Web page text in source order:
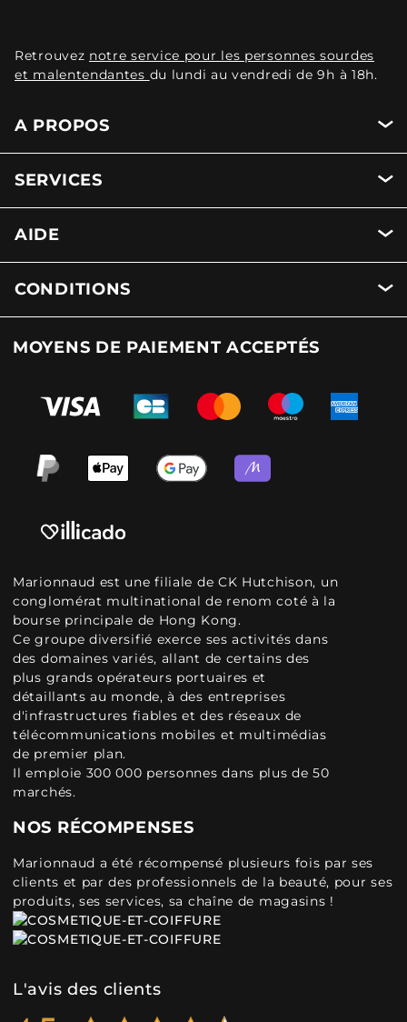
Retrouvez notre service pour les personnes sourdes
et malentendantes du lundi au vendredi de 9h à 18h.
A PROPOS
SERVICES
AIDE
CONDITIONS
MOYENS DE PAIEMENT ACCEPTÉS
Marionnaud est une filiale de CK Hutchison, un
conglomérat multinational de renom coté à la
bourse principale de Hong Kong.
Ce groupe diversifié exerce ses activités dans
des domaines variés, allant de certains des
plus grands opérateurs portuaires et
détaillants au monde, à des entreprises
d'infrastructures fiables et des réseaux de
télécommunications mobiles et multimédias
de premier plan.
Il emploie 300 000 personnes dans plus de 50
marchés.
NOS RÉCOMPENSES
Marionnaud a été récompensé plusieurs fois par ses
clients et par des professionnels de la beauté, pour ses
produits, ses services, sa chaîne de magasins !
L'avis des clients